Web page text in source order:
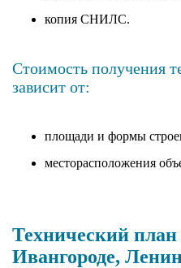
копия СНИЛС.
Стоимость получения
зависит от:
площади и формы
месторасположения
Технический план
Ивангороде,